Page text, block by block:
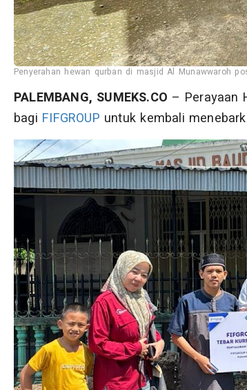
Penyerahan hewan qurban di masjid Al Munawwaroh
PALEMBANG, SUMEKS.CO – Perayaan
bagi FIFGROUP untuk kembali